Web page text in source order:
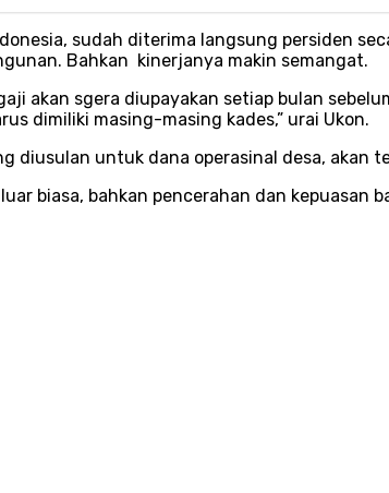
sudah diterima langsung persiden
Bahkan kinerjanya makin semangat.
akan sgera diupayakan setiap bulan
dimiliki masing-masing kades,” urai Ukon.
diusulan untuk dana operasinal desa, akan
biasa, bahkan pencerahan dan kepuasan